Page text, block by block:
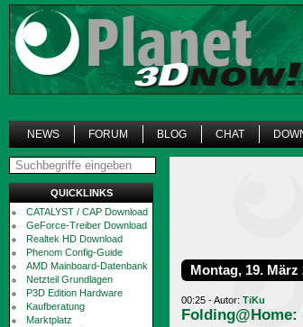
NEWS FORUM BLOG CHAT
QUICKLINKS
CATALYST / CAP Download
GeForce-Treiber Download
Realtek HD Download
Phenom Config-Guide
AMD Mainboard-Datenbank
Netzteil Grundlagen
P3D Edition Hardware
Kaufberatung
Marktplatz
Montag, 19. März
00:25 - Autor: TiKu